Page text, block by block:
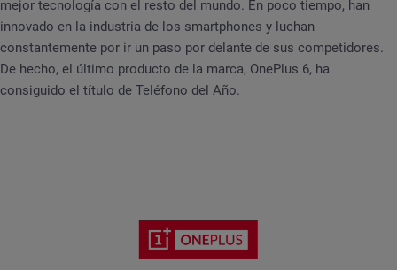
mejor tecnología con el resto del mundo. En poco tiempo, han
innovado en la industria de los smartphones y luchan
constantemente por ir un paso por delante de sus competidores.
De hecho, el último producto de la marca, OnePlus 6, ha
consiguido el título de Teléfono del Año.